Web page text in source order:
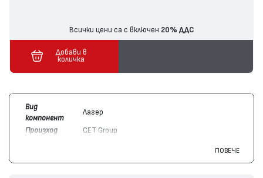
Всички цени са с включен 20% ДДС
Добави в
количка
Вид
компонент
Лагер
Произход
CET Group
ПОВЕЧЕ